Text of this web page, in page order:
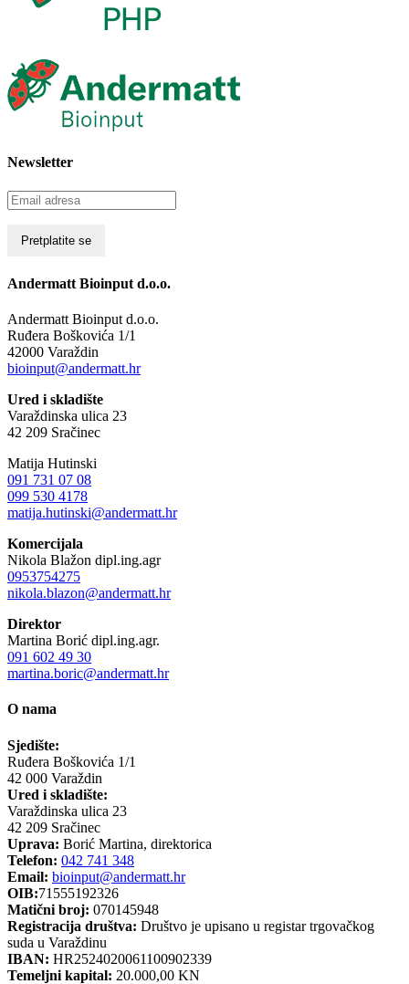
Newsletter
Andermatt Bioinput d.o.o.
Andermatt Bioinput d.o.o.
Ruđera Boškovića 1/1
42000 Varaždin
bioinput@andermatt.hr
Ured i skladište
Varaždinska ulica 23
42 209 Sračinec
Matija Hutinski
091 731 07 08
099 530 4178
matija.hutinski@andermatt.hr
Komercijala
Nikola Blažon dipl.ing.agr
0953754275
nikola.blazon@andermatt.hr
Direktor
Martina Borić dipl.ing.agr.
091 602 49 30
martina.boric@andermatt.hr
O nama
Sjedište:
Ruđera Boškovića 1/1
42 000 Varaždin
Ured i skladište:
Varaždinska ulica 23
42 209 Sračinec
Uprava: Borić Martina, direktorica
Telefon: 042 741 348
Email: bioinput@andermatt.hr
OIB:71555192326
Matični broj: 070145948
Registracija društva: Društvo je upisano u registar trgovačkog
suda u Varaždinu
IBAN: HR2524020061100902339
Temeljni kapital: 20.000,00 KN